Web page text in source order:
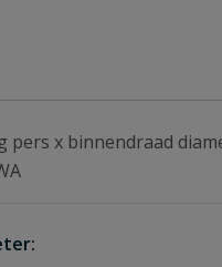
pers x binnendraad